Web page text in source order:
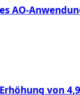
AO-
von